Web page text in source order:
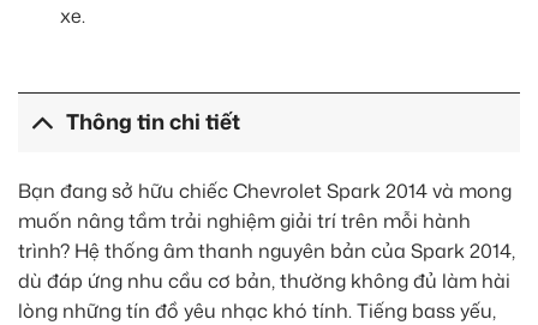
xe.
Thông tin chi tiết
Bạn đang sở hữu chiếc Chevrolet Spark 2014 và mong
muốn nâng tầm trải nghiệm giải trí trên mỗi hành
trình? Hệ thống âm thanh nguyên bản của Spark 2014,
dù đáp ứng nhu cầu cơ bản, thường không đủ làm hài
lòng những tín đồ yêu nhạc khó tính. Tiếng bass yếu,